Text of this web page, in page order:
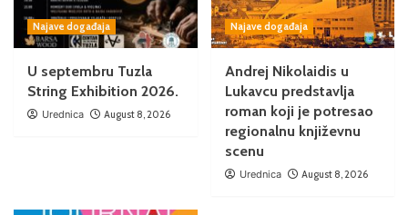
Najave događaja
U septembru Tuzla
String Exhibition 2026.
Urednica August 8, 2026
Najave događaja
Andrej Nikolaidis u
Lukavcu predstavlja
roman koji je potresao
regionalnu književnu
scenu
Urednica August 8, 2026